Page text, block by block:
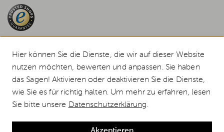
© 2026 Weststyle GmbH · Europas grosser Weber Spezialist
Alle Preise inkl. MwSt., inkl. Verpackungskosten und zzgl.Versandkosten.
Durchgestrichene Preise entsprechen dem bisherigen Preis bei Weststyle.
kaufen
Hier können Sie die Dienste, die wir auf dieser Website
nutzen möchten, bewerten und anpassen. Sie haben
das Sagen! Aktivieren oder deaktivieren Sie die Dienste,
wie Sie es für richtig halten. Um mehr zu erfahren, lesen
Sie bitte unsere Datenschutzerklärung.